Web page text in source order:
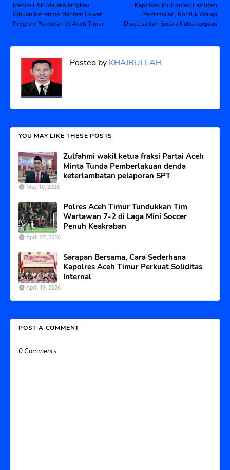
Kapolsek Idi Tunong Fasilitasi
Perdamaian, Konflik Warga
Diselesaikan Secara Kekeluargaan
Medco E&P Malaka Jangkau
Ribuan Penerima Manfaat Lewat
Program Ramadan di Aceh Timur
Posted by KHAIRULLAH
YOU MAY LIKE THESE POSTS
Zulfahmi wakil ketua fraksi Partai Aceh
Minta Tunda Pemberlakuan denda
keterlambatan pelaporan SPT
May 10, 2026
Polres Aceh Timur Tundukkan Tim
Wartawan 7-2 di Laga Mini Soccer
Penuh Keakraban
April 27, 2026
Sarapan Bersama, Cara Sederhana
Kapolres Aceh Timur Perkuat Soliditas
Internal
April 19, 2026
POST A COMMENT
0 Comments